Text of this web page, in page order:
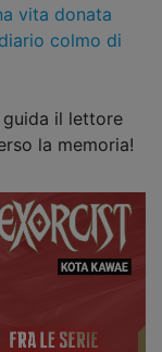
vita donata
colmo di
guida il lettore
la memoria!